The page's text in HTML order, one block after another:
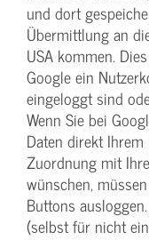
und dort
Übermittlung an
USA kommen.
Google ein
eingeloggt sind
Wenn Sie bei
Daten direkt
Zuordnung mit
wünschen,
Buttons
(selbst für nicht